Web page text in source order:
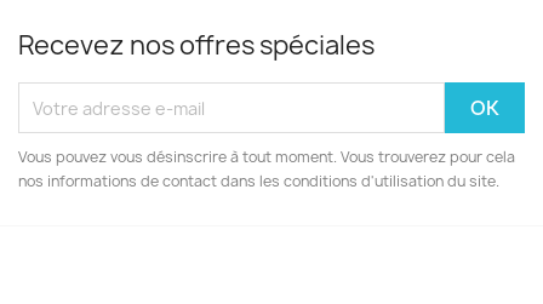
Recevez nos offres spéciales
Vous pouvez vous désinscrire à tout moment. Vous trouverez pour cela
nos informations de contact dans les conditions d'utilisation du site.